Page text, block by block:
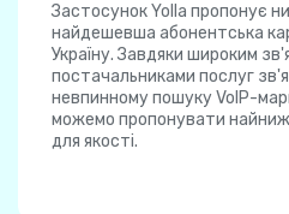
Застосунок Yolla пропонує
найдешевша абонентська
Україну. Завдяки широким
постачальниками послуг
невпинному пошуку VoIP-
можемо пропонувати
для якості.